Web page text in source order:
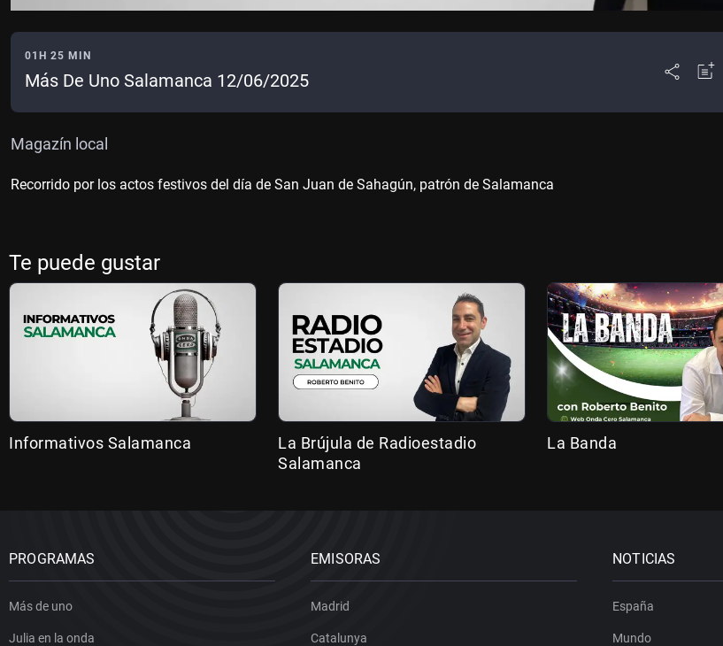
01H 25 MIN
Más De Uno Salamanca 12/06/2025
Magazín local
Recorrido por los actos festivos del día de San Juan de Sahagún, patrón de Salamanca
Te puede gustar
Informativos Salamanca
La Brújula de Radioestadio
Salamanca
La Banda
PROGRAMAS
Más de uno
Julia en la onda
EMISORAS
Madrid
Catalunya
NOTICIAS
España
Mundo